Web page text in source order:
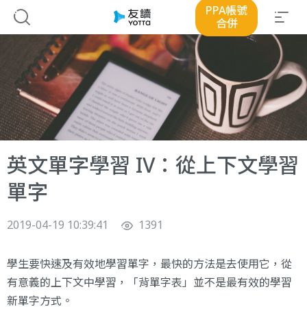
PPA帳號
合併
英文單字學習 IV：從上下文學習
單字
2019-04-19 10:39:41 1391
學生要快速及有效地學習單字，最快的方法是去使用它，從
有意義的上下文中學習，「背單字表」並不是最有效的學習
新單字方式。